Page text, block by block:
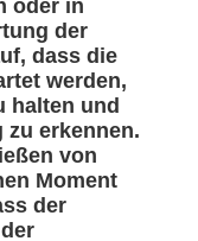
oder in
der
dass die
werden,
halten und
zu erkennen.
von
Moment
der